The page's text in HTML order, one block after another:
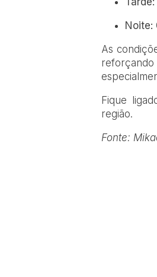
Noite:
As
Fique
região.
Fonte: